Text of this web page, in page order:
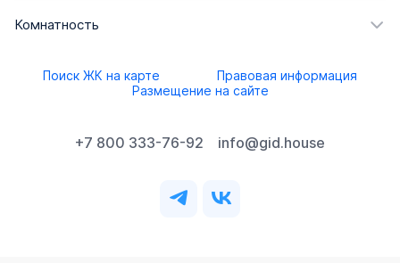
Комнатность
Поиск ЖК на карте
Правовая информация
Размещение на сайте
+7 800 333-76-92 info@gid.house